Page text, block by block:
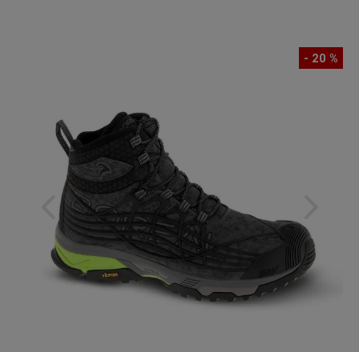
- 20 %